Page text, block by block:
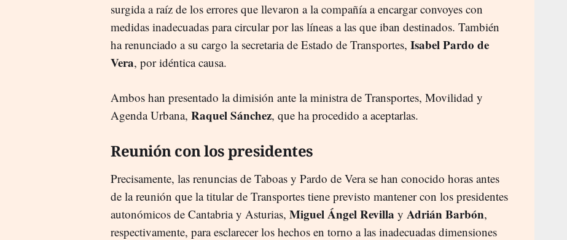
surgida a raíz de los errores que llevaron a la compañía a encargar convoyes con
medidas inadecuadas para circular por las líneas a las que iban destinados. También
ha renunciado a su cargo la secretaria de Estado de Transportes, Isabel Pardo de
Vera, por idéntica causa.
Ambos han presentado la dimisión ante la ministra de Transportes, Movilidad y
Agenda Urbana, Raquel Sánchez, que ha procedido a aceptarlas.
Reunión con los presidentes
Precisamente, las renuncias de Taboas y Pardo de Vera se han conocido horas antes
de la reunión que la titular de Transportes tiene previsto mantener con los presidentes
autonómicos de Cantabria y Asturias, Miguel Ángel Revilla y Adrián Barbón,
respectivamente, para esclarecer los hechos en torno a las inadecuadas dimensiones